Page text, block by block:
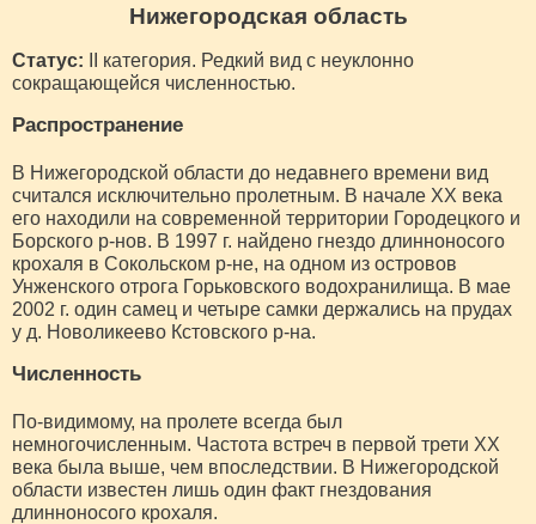
Нижегородская область
Статус: II категория. Редкий вид с неуклонно
сокращающейся численностью.
Распространение
В Нижегородской области до недавнего времени вид
считался исключительно пролетным. В начале XX века
его находили на современной территории Городецкого и
Борского р-нов. В 1997 г. найдено гнездо длинноносого
крохаля в Сокольском р-не, на одном из островов
Унженского отрога Горьковского водохранилища. В мае
2002 г. один самец и четыре самки держались на прудах
у д. Новоликеево Кстовского р-на.
Численность
По-видимому, на пролете всегда был
немногочисленным. Частота встреч в первой трети XX
века была выше, чем впоследствии. В Нижегородской
области известен лишь один факт гнездования
длинноносого крохаля.